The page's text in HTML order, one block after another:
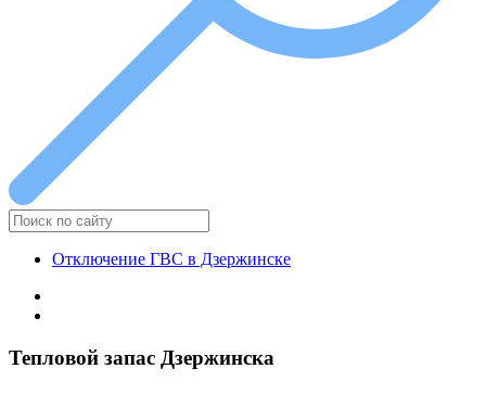
Отключение ГВС в Дзержинске
Тепловой запас Дзержинска